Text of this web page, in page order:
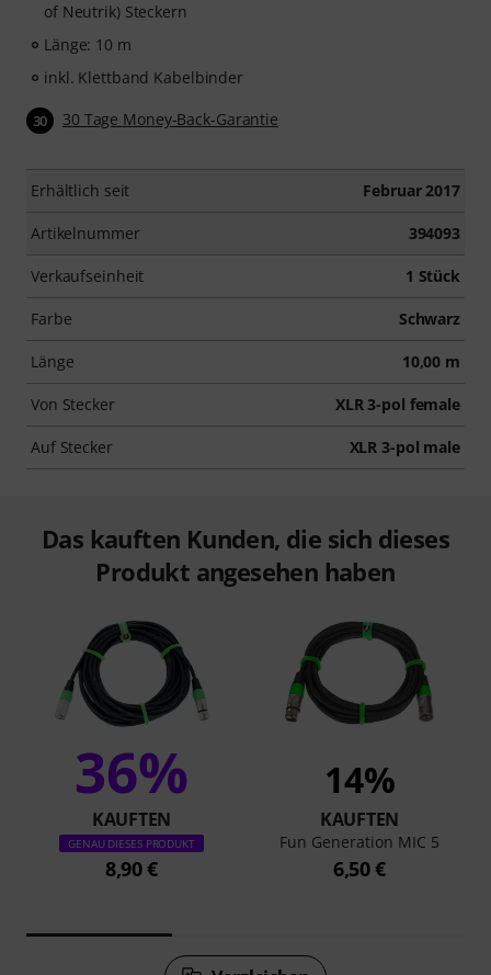
of Neutrik) Steckern
Länge: 10 m
inkl. Klettband Kabelbinder
30 30 Tage Money-Back-Garantie
Erhältlich seit Februar 2017
Artikelnummer 394093
Verkaufseinheit 1 Stück
Farbe Schwarz
Länge 10,00 m
Von Stecker XLR 3-pol female
Auf Stecker XLR 3-pol male
Das kauften Kunden, die sich dieses
Produkt angesehen haben
36%
KAUFTEN
GENAU DIESES PRODUKT
8,90 €
14%
KAUFTEN
Fun Generation MIC 5
6,50 €